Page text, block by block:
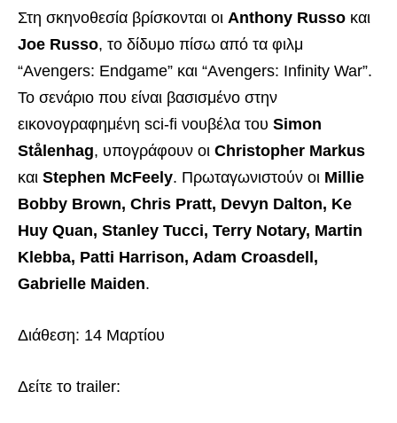
Στη σκηνοθεσία βρίσκονται οι Anthony Russo και
Joe Russo, το δίδυμο πίσω από τα φιλμ
“Avengers: Endgame” και “Avengers: Infinity War”.
Το σενάριο που είναι βασισμένο στην
εικονογραφημένη sci-fi νουβέλα του Simon
Stålenhag, υπογράφουν οι Christopher Markus
και Stephen McFeely. Πρωταγωνιστούν οι Millie
Bobby Brown, Chris Pratt, Devyn Dalton, Ke
Huy Quan, Stanley Tucci, Terry Notary, Martin
Klebba, Patti Harrison, Adam Croasdell,
Gabrielle Maiden.
Διάθεση: 14 Μαρτίου
Δείτε το trailer: